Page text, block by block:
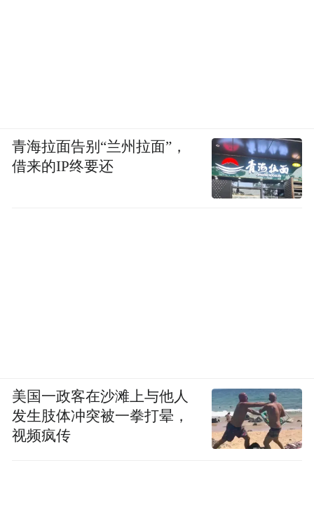
青海拉面告别“兰州拉面”，
借来的IP终要还
美国一政客在沙滩上与他人
发生肢体冲突被一拳打晕，
视频疯传